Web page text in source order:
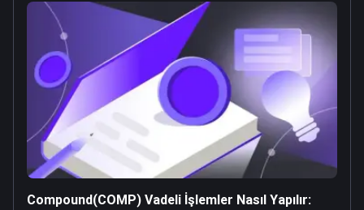
Compound(COMP) Vadeli İşlemler Nasıl Yapılır: